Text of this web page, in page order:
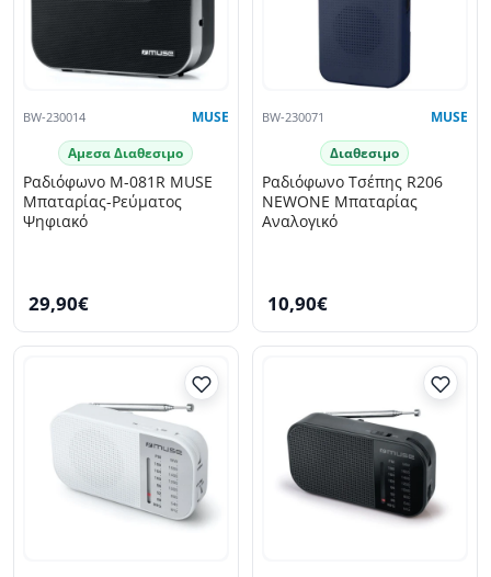
BW-230014 MUSE
Αμεσα Διαθεσιμο
Ραδιόφωνο M-081R MUSE
Μπαταρίας-Ρεύματος
Ψηφιακό
29,90€
BW-230071 MUSE
Διαθεσιμο
Ραδιόφωνο Τσέπης R206
NEWONE Μπαταρίας
Αναλογικό
10,90€